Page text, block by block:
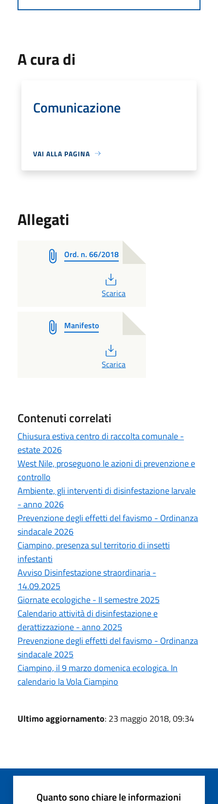
A cura di
Comunicazione
VAI ALLA PAGINA
Allegati
Ord. n. 66/2018
PDF
Scarica
Manifesto
PDF
Scarica
Contenuti correlati
Chiusura estiva centro di raccolta comunale -
estate 2026
West Nile, proseguono le azioni di prevenzione e
controllo
Ambiente, gli interventi di disinfestazione larvale
- anno 2026
Prevenzione degli effetti del favismo - Ordinanza
sindacale 2026
Ciampino, presenza sul territorio di insetti
infestanti
Avviso Disinfestazione straordinaria -
14.09.2025
Giornate ecologiche - II semestre 2025
Calendario attività di disinfestazione e
derattizzazione - anno 2025
Prevenzione degli effetti del favismo - Ordinanza
sindacale 2025
Ciampino, il 9 marzo domenica ecologica. In
calendario la Vola Ciampino
Ultimo aggiornamento: 23 maggio 2018, 09:34
Quanto sono chiare le informazioni